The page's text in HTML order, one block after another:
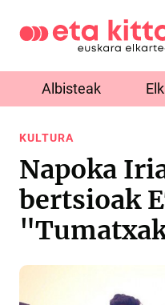
Albisteak
KULTURA
Napoka
bertsioak